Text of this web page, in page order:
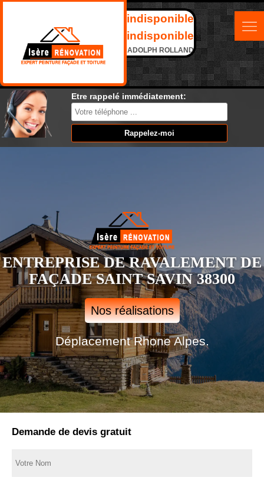
indisponible
indisponible
ADOLPH ROLLAND
Etre rappelé immédiatement:
ENTREPRISE DE RAVALEMENT DE
FAÇADE SAINT SAVIN 38300
Nos réalisations
Déplacement Rhone Alpes.
Demande de devis gratuit